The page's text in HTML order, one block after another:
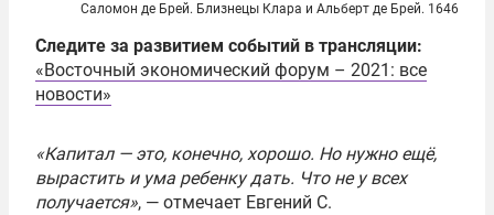
Саломон де Брей. Близнецы Клара и Альберт де Брей. 1646
Следите за развитием событий в трансляции:
«Восточный экономический форум – 2021: все
новости»
«Капитал — это, конечно, хорошо. Но нужно ещё,
вырастить и ума ребенку дать. Что не у всех
получается», — отмечает Евгений С.